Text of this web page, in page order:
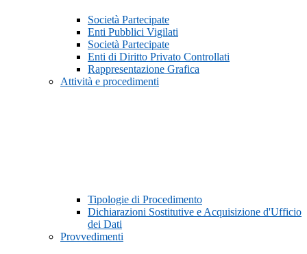
Società Partecipate
Enti Pubblici Vigilati
Società Partecipate
Enti di Diritto Privato Controllati
Rappresentazione Grafica
Attività e procedimenti
Tipologie di Procedimento
Dichiarazioni Sostitutive e Acquisizione d'Ufficio
dei Dati
Provvedimenti